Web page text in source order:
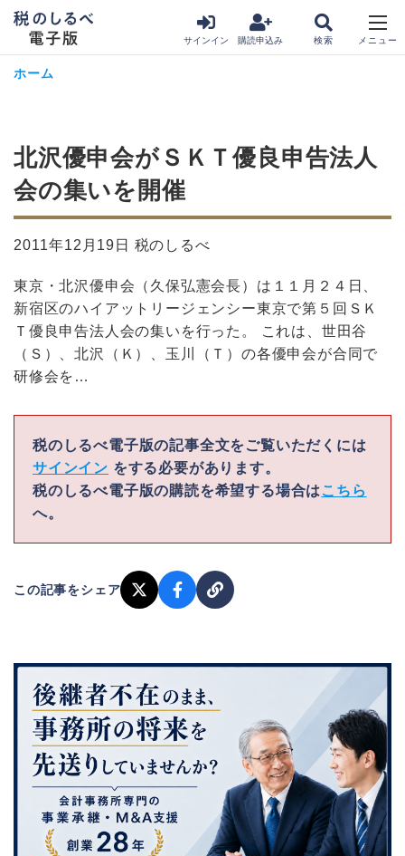
サインイン 購読申込み
ホーム
北沢優申会がＳＫＴ優良申告法人
会の集いを開催
2011年12月19日 税のしるべ
東京・北沢優申会（久保弘憲会長）は１１月２４日、
新宿区のハイアットリージェンシー東京で第５回ＳＫ
Ｔ優良申告法人会の集いを行った。 これは、世田谷
（Ｓ）、北沢（Ｋ）、玉川（Ｔ）の各優申会が合同で
研修会を…
税のしるべ電子版の記事全文をご覧いただくには
サインイン をする必要があります。
税のしるべ電子版の購読を希望する場合は こちら
へ。
この記事をシェア